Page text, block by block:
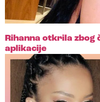
Rihanna otkrila zbog
aplikacije